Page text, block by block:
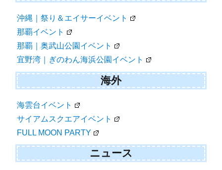
沖縄｜祭り＆エイサーイベント
那覇イベント
那覇｜奥武山公園イベント
宜野湾｜ぎのわん海浜公園イベント
海外
海雲台イベント
サイアムスクエアイベント
FULL MOON PARTY
ニュース